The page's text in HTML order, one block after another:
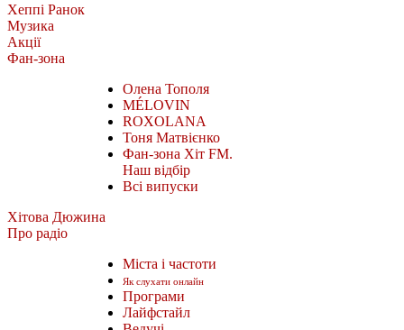
Хеппі Ранок
Музика
Акції
Фан-зона
Олена Тополя
MÉLOVIN
ROXOLANA
Тоня Матвієнко
Фан-зона Хіт FM.
Наш відбір
Всі випуски
Хітова Дюжина
Про радіо
Міста і частоти
Як слухати онлайн
Програми
Лайфстайл